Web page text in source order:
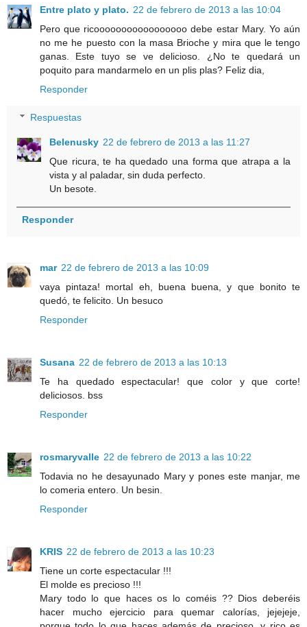
Entre plato y plato. 22 de febrero de 2013 a las 10:04
Pero que ricooooooooooooooooo debe estar Mary. Yo aún
no me he puesto con la masa Brioche y mira que le tengo
ganas. Este tuyo se ve delicioso. ¿No te quedará un
poquito para mandarmelo en un plis plas? Feliz dia,
Responder
Respuestas
Belenusky 22 de febrero de 2013 a las 11:27
Que ricura, te ha quedado una forma que atrapa a la
vista y al paladar, sin duda perfecto.
Un besote.
Responder
mar 22 de febrero de 2013 a las 10:09
vaya pintaza! mortal eh, buena buena, y que bonito te
quedó, te felicito. Un besuco
Responder
Susana 22 de febrero de 2013 a las 10:13
Te ha quedado espectacular! que color y que corte!
deliciosos. bss
Responder
rosmaryvalle 22 de febrero de 2013 a las 10:22
Todavia no he desayunado Mary y pones este manjar, me
lo comeria entero. Un besin.
Responder
KRIS 22 de febrero de 2013 a las 10:23
Tiene un corte espectacular !!!
El molde es precioso !!!
Mary todo lo que haces os lo coméis ?? Dios deberéis
hacer mucho ejercicio para quemar calorías, jejejeje,